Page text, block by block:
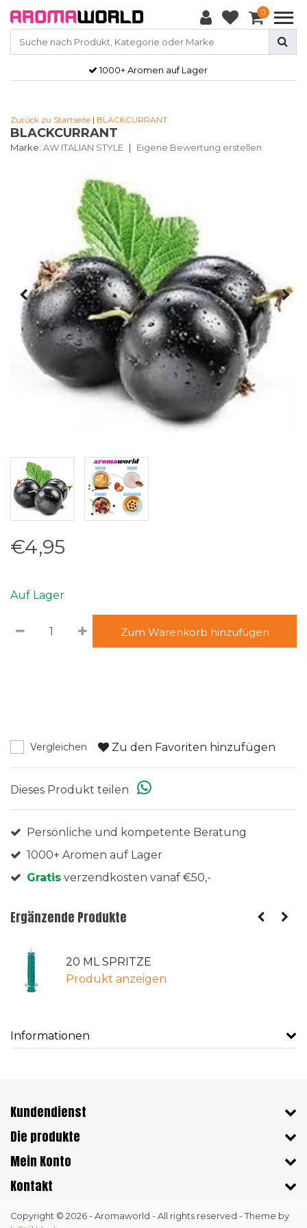
0
1000+ Aromen auf Lager
Zurück zu Startseite | BLACKCURRANT
BLACKCURRANT
Marke: AW ITALIAN STYLE | Eigene Bewertung erstellen
€4,95
Auf Lager
Zum Warenkorb hinzufügen
Vergleichen Zu den Favoriten hinzufügen
Dieses Produkt teilen
Persönliche und kompetente Beratung
1000+ Aromen auf Lager
Gratis verzendkosten vanaf €50,-
Ergänzende Produkte
20 ML SPRITZE
Produkt anzeigen
Informationen
Kundendienst
Die produkte
Mein Konto
Kontakt
Copyright © 2026 - Aromaworld - All rights reserved - Theme by